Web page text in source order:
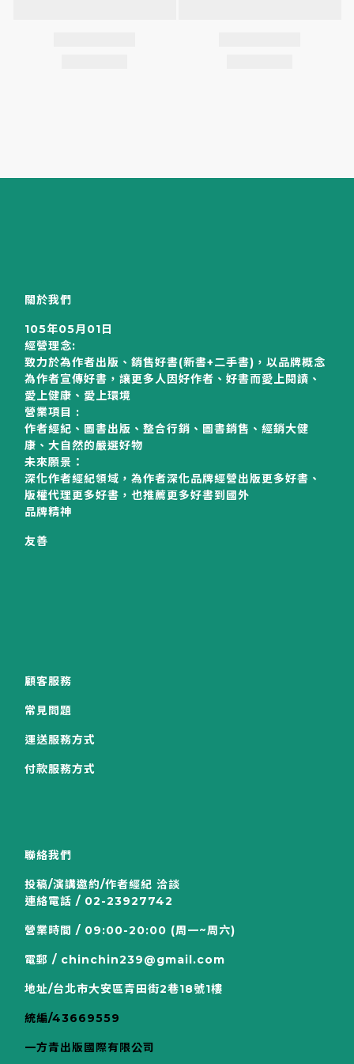
關於我們
105年05月01日
經營理念:
致力於為作者出版、銷售好書(新書+二手書)，以品牌概念
為作者宣傳好書，讓更多人因好作者、好書而愛上閱讀、
愛上健康、愛上環境
營業項目 :
作者經紀、圖書出版、整合行銷、圖書銷售、經銷大健
康、大自然的嚴選好物
未來願景：
深化作者經紀領域，為作者深化品牌經營出版更多好書、
版權代理更多好書，也推薦更多好書到國外
品牌精神
友善
顧客服務
常見問題
運送服務方式
付款服務方式
聯絡我們
投稿/演講邀約/作者經紀 洽談
連絡電話 / 02-23927742
營業時間 / 09:00-20:00 (周一~周六)
電郵 / chinchin239@gmail.com
地址/台北市大安區青田街2巷18號1樓
統編/43669559
一方青出版國際有限公司